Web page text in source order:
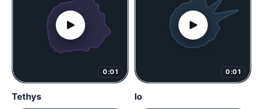
0:01
Tethys
0:01
Io